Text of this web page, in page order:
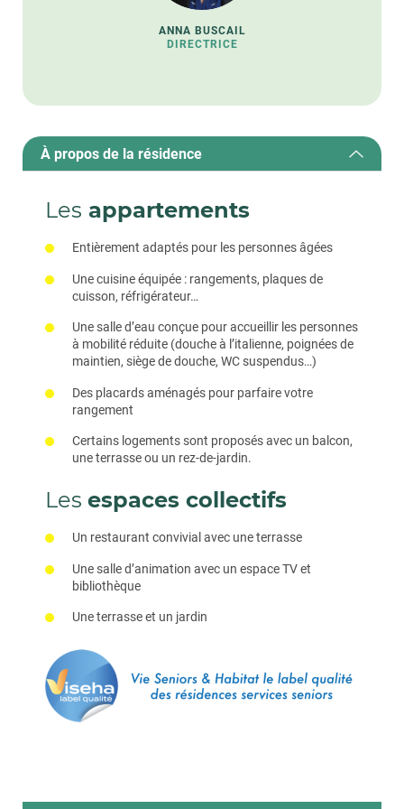
ANNA BUSCAIL
DIRECTRICE
À propos de la résidence
Les appartements
Entièrement adaptés pour les personnes âgées
Une cuisine équipée : rangements, plaques de
cuisson, réfrigérateur…
Une salle d’eau conçue pour accueillir les personnes
à mobilité réduite (douche à l’italienne, poignées de
maintien, siège de douche, WC suspendus…)
Des placards aménagés pour parfaire votre
rangement
Certains logements sont proposés avec un balcon,
une terrasse ou un rez-de-jardin.
Les espaces collectifs
Un restaurant convivial avec une terrasse
Une salle d’animation avec un espace TV et
bibliothèque
Une terrasse et un jardin